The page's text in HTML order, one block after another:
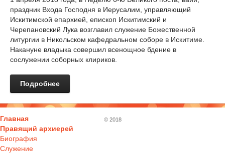
праздник Входа Господня в Иерусалим, управляющий
Искитимской епархией, епископ Искитимский и
Черепановский Лука возглавил служение Божественной
литургии в Никольском кафедральном соборе в Искитиме.
Накануне владыка совершил всенощное бдение в
сослужении соборных клириков.
Подробнее
Главная
Правящий архиерей
Биография
Служение
© 2018